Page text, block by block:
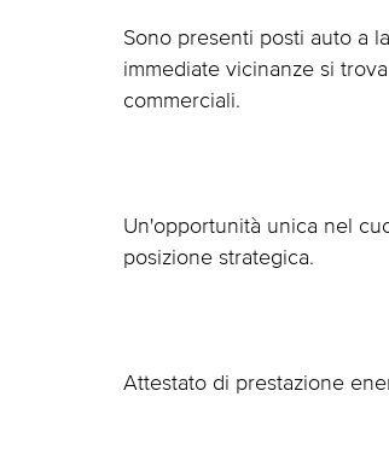
Sono presenti posti auto a
immediate vicinanze si
commerciali.
Un'opportunità unica nel
posizione strategica.
Attestato di prestazione